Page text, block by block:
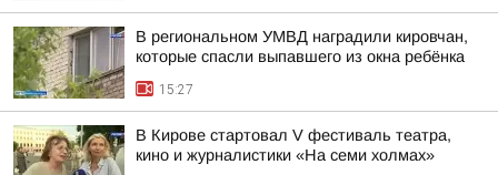
В региональном УМВД наградили кировчан,
которые спасли выпавшего из окна ребёнка
15:27
В Кирове стартовал V фестиваль театра,
кино и журналистики «На семи холмах»